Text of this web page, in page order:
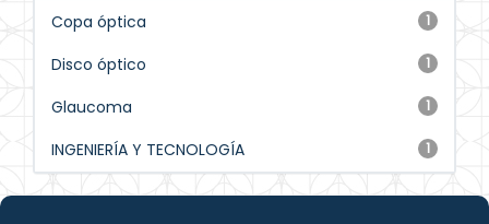
1
Copa óptica
1
Disco óptico
1
Glaucoma
1
INGENIERÍA Y TECNOLOGÍA